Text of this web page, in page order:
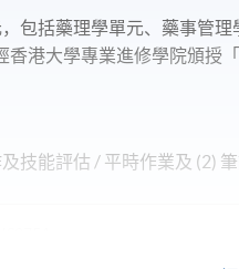
包括藥理學單元、藥事管
香港大學專業進修學院頒授
技能評估 / 平時作業及 (2) 筆